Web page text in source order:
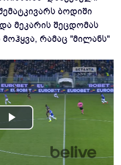
ბოდიში
მეკარის შეცდომას
რამაც "მილანს"
Play
Video